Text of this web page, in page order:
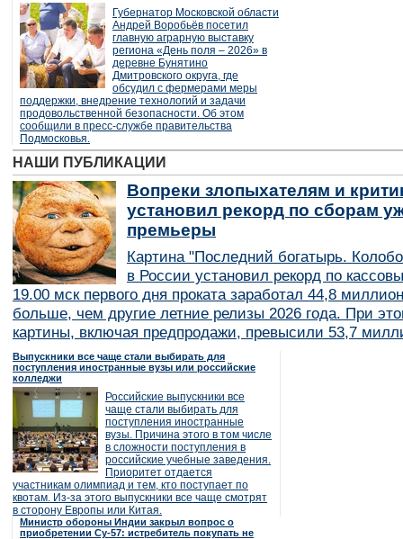
Губернатор Московской области
Андрей Воробьёв посетил
главную аграрную выставку
региона «День поля – 2026» в
деревне Бунятино
Дмитровского округа, где
обсудил с фермерами меры
поддержки, внедрение технологий и задачи
продовольственной безопасности. Об этом
сообщили в пресс-службе правительства
Подмосковья.
НАШИ ПУБЛИКАЦИИ
Вопреки злопыхателям и
установил рекорд по сборам
премьеры
Картина "Последний богатырь.
в России установил рекорд по
19.00 мск первого дня проката заработал 44,8
больше, чем другие летние релизы 2026 года. При
картины, включая предпродажи, превысили 53,7
Выпускники все чаще стали выбирать для
поступления иностранные вузы или российские
колледжи
Российские выпускники все
чаще стали выбирать для
поступления иностранные
вузы. Причина этого в том числе
в сложности поступления в
российские учебные заведения.
Приоритет отдается
участникам олимпиад и тем, кто поступает по
квотам. Из-за этого выпускники все чаще смотрят
в сторону Европы или Китая.
Министр обороны Индии закрыл вопрос о
приобретении Су-57: истребитель покупать не